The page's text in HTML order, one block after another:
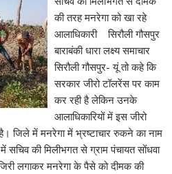
की तरह मनरेगा को खा रहे
आलाधिकारी सिरौली गौसपुर
बाराबंकी धारा लक्ष्य समाचार
सिरौली गौसपुर- यूं तो कहे कि
सरकार जीरो टॉलरेंस पर काम
कर रही है लेकिन उनके
आलाधिकारियों में इस जीरो
जिले में मनरेगा में भ्रष्टाचार रुकने का नाम
सचिव की मिलीभगत से ग्राम पंचायत सोंधवा
लगाकर मनरेगा के पैसे को दीमक की